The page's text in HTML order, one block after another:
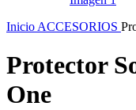
Inicio ACCESORIOS
Protector
One